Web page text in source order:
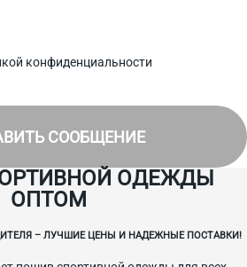
конфиденциальности
СООБЩЕНИЕ
ОДЕЖДЫ
ОПТОМ
– ЛУЧШИЕ ЦЕНЫ И НАДЕЖНЫЕ ПОСТАВКИ!